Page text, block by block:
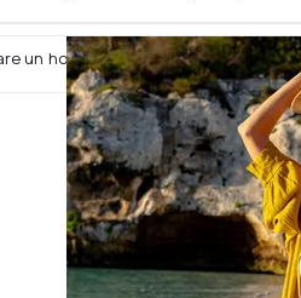
un hotel con il volo Antilles Express?